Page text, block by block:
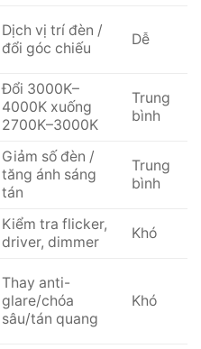
Dịch vị trí đèn /
đổi góc chiếu
Dễ
Đổi 3000K–
4000K xuống
2700K–3000K
Trung
bình
Giảm số đèn /
tăng ánh sáng
tán
Trung
bình
Kiểm tra flicker,
driver, dimmer
Khó
Thay anti-
glare/chóa
sâu/tán quang
Khó